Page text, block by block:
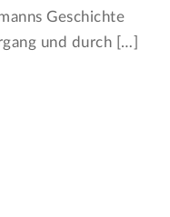
Geschichte
und durch […]